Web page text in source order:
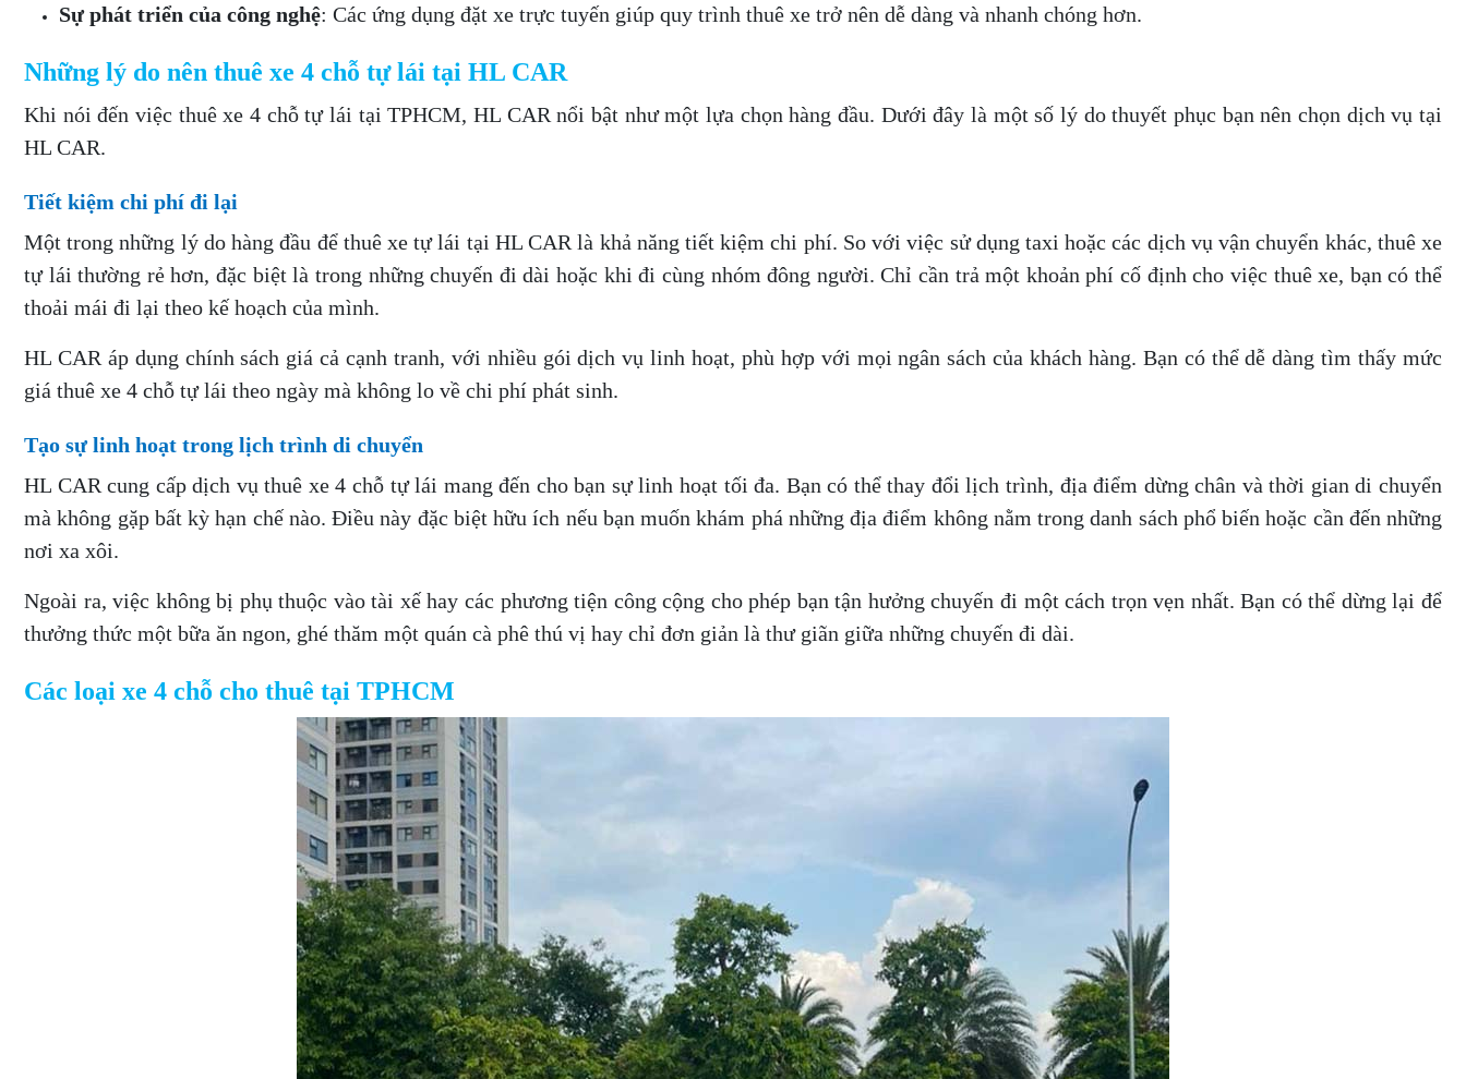
Sự phát triển của công nghệ: Các ứng dụng đặt xe trực tuyến giúp quy trình thuê xe trở nên dễ dàng và nhanh chóng hơn.
Những lý do nên thuê xe 4 chỗ tự lái tại HL CAR
Khi nói đến việc thuê xe 4 chỗ tự lái tại TPHCM, HL CAR nổi bật như một lựa chọn hàng đầu. Dưới đây là một số lý do thuyết phục bạn nên chọn dịch vụ tại
HL CAR.
Tiết kiệm chi phí đi lại
Một trong những lý do hàng đầu để thuê xe tự lái tại HL CAR là khả năng tiết kiệm chi phí. So với việc sử dụng taxi hoặc các dịch vụ vận chuyển khác, thuê xe
tự lái thường rẻ hơn, đặc biệt là trong những chuyến đi dài hoặc khi đi cùng nhóm đông người. Chỉ cần trả một khoản phí cố định cho việc thuê xe, bạn có thể
thoải mái đi lại theo kế hoạch của mình.
HL CAR áp dụng chính sách giá cả cạnh tranh, với nhiều gói dịch vụ linh hoạt, phù hợp với mọi ngân sách của khách hàng. Bạn có thể dễ dàng tìm thấy mức
giá thuê xe 4 chỗ tự lái theo ngày mà không lo về chi phí phát sinh.
Tạo sự linh hoạt trong lịch trình di chuyển
HL CAR cung cấp dịch vụ thuê xe 4 chỗ tự lái mang đến cho bạn sự linh hoạt tối đa. Bạn có thể thay đổi lịch trình, địa điểm dừng chân và thời gian di chuyển
mà không gặp bất kỳ hạn chế nào. Điều này đặc biệt hữu ích nếu bạn muốn khám phá những địa điểm không nằm trong danh sách phổ biến hoặc cần đến những
nơi xa xôi.
Ngoài ra, việc không bị phụ thuộc vào tài xế hay các phương tiện công cộng cho phép bạn tận hưởng chuyến đi một cách trọn vẹn nhất. Bạn có thể dừng lại để
thưởng thức một bữa ăn ngon, ghé thăm một quán cà phê thú vị hay chỉ đơn giản là thư giãn giữa những chuyến đi dài.
Các loại xe 4 chỗ cho thuê tại TPHCM